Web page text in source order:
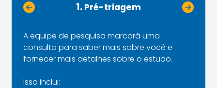
1. Pré-triagem
A equipe de pesquisa marcará uma
consulta para saber mais sobre você e
fornecer mais detalhes sobre o estudo.
Isso inclui: